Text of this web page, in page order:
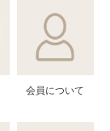
会員について